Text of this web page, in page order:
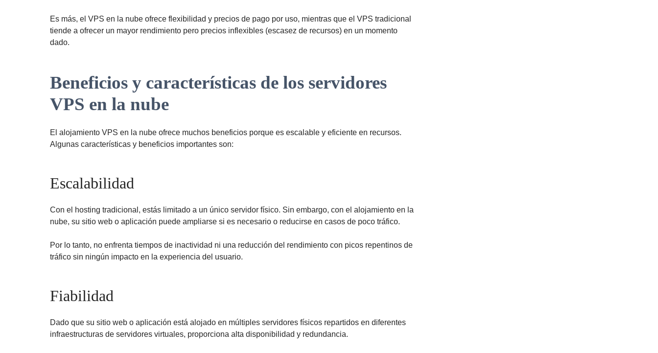
Es más, el VPS en la nube ofrece flexibilidad y precios de pago por uso, mientras que el VPS tradicional
tiende a ofrecer un mayor rendimiento pero precios inflexibles (escasez de recursos) en un momento
dado.
Beneficios y características de los servidores
VPS en la nube
El alojamiento VPS en la nube ofrece muchos beneficios porque es escalable y eficiente en recursos.
Algunas características y beneficios importantes son:
Escalabilidad
Con el hosting tradicional, estás limitado a un único servidor físico. Sin embargo, con el alojamiento en la
nube, su sitio web o aplicación puede ampliarse si es necesario o reducirse en casos de poco tráfico.
Por lo tanto, no enfrenta tiempos de inactividad ni una reducción del rendimiento con picos repentinos de
tráfico sin ningún impacto en la experiencia del usuario.
Fiabilidad
Dado que su sitio web o aplicación está alojado en múltiples servidores físicos repartidos en diferentes
infraestructuras de servidores virtuales, proporciona alta disponibilidad y redundancia.